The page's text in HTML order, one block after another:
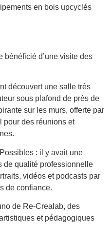
en bois upcyclés
bénéficié d’une visite des
découvert une salle très
sous plafond de près de
sur les murs, offerte par
pour des réunions et
: il y avait une
de qualité professionnelle
vidéos et podcasts par
de confiance.
de Re-Crealab, des
et pédagogiques